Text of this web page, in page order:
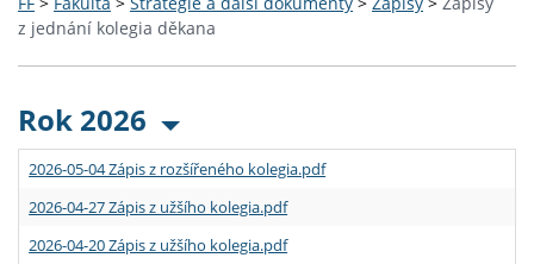
z jednání kolegia děkana
Rok 2026
2026-05-04 Zápis z rozšířeného kolegia.pdf
2026-04-27 Zápis z užšího kolegia.pdf
2026-04-20 Zápis z užšího kolegia.pdf